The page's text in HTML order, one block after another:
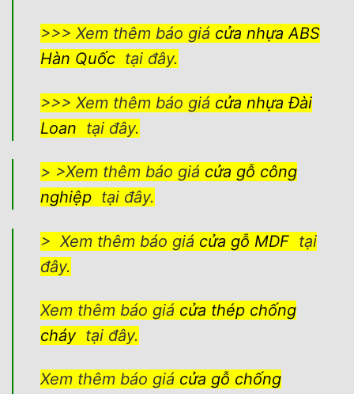
>>> Xem thêm báo giá cửa nhựa ABS
Hàn Quốc tại đây.
>>> Xem thêm báo giá cửa nhựa Đài
Loan tại đây.
> >Xem thêm báo giá cửa gỗ công
nghiệptại đây.
> Xem thêm báo giá cửa gỗ MDFtại
đây.
Xem thêm báo giá cửa thép chống
cháytại đây.
Xem thêm báo giá cửa gỗ chống